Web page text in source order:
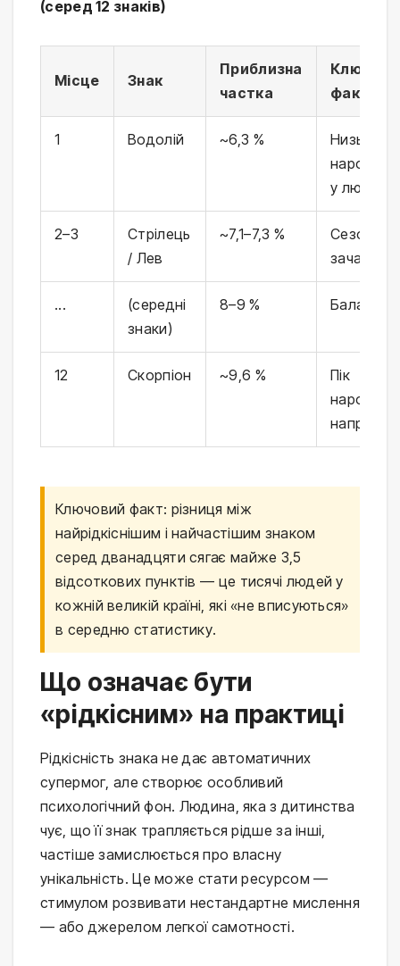
(серед 12 знаків)
Місце Знак
Приблизна
частка
фактор
1 Водолій ~6,3 %
Низька
у лютому
2–3
Стрілець
/ Лев
~7,1–7,3 %
Сезонні
зачаття
...
(середні
знаки)
8–9 % Баланс
12 Скорпіон ~9,6 %
Пік
Ключовий факт: різниця між
найрідкіснішим і найчастішим знаком
серед дванадцяти сягає майже 3,5
відсоткових пунктів — це тисячі людей у
кожній великій країні, які «не вписуються»
в середню статистику.
Що означає бути
«рідкісним» на практиці
Рідкісність знака не дає автоматичних
супермог, але створює особливий
психологічний фон. Людина, яка з дитинства
чує, що її знак трапляється рідше за інші,
частіше замислюється про власну
унікальність. Це може стати ресурсом —
стимулом розвивати нестандартне мислення
— або джерелом легкої самотності.